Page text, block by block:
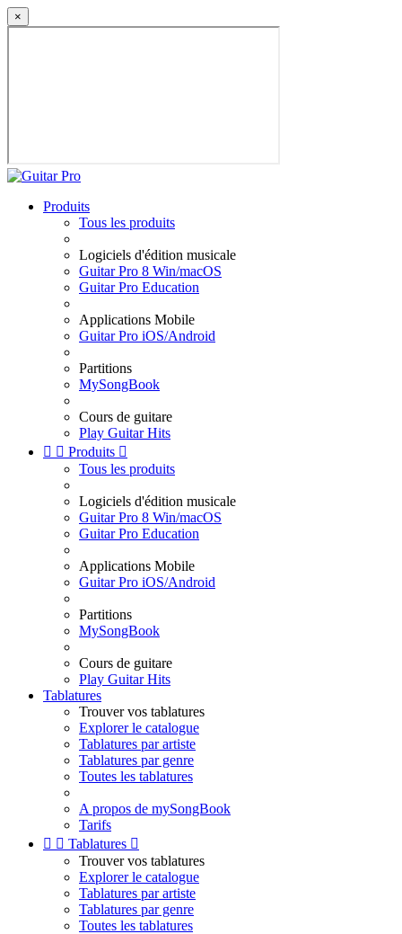
×
Produits
Tous les produits
Logiciels d'édition musicale
Guitar Pro 8 Win/macOS
Guitar Pro Education
Applications Mobile
Guitar Pro iOS/Android
Partitions
MySongBook
Cours de guitare
Play Guitar Hits
  Produits 
Tous les produits
Logiciels d'édition musicale
Guitar Pro 8 Win/macOS
Guitar Pro Education
Applications Mobile
Guitar Pro iOS/Android
Partitions
MySongBook
Cours de guitare
Play Guitar Hits
Tablatures
Trouver vos tablatures
Explorer le catalogue
Tablatures par artiste
Tablatures par genre
Toutes les tablatures
A propos de mySongBook
Tarifs
  Tablatures 
Trouver vos tablatures
Explorer le catalogue
Tablatures par artiste
Tablatures par genre
Toutes les tablatures